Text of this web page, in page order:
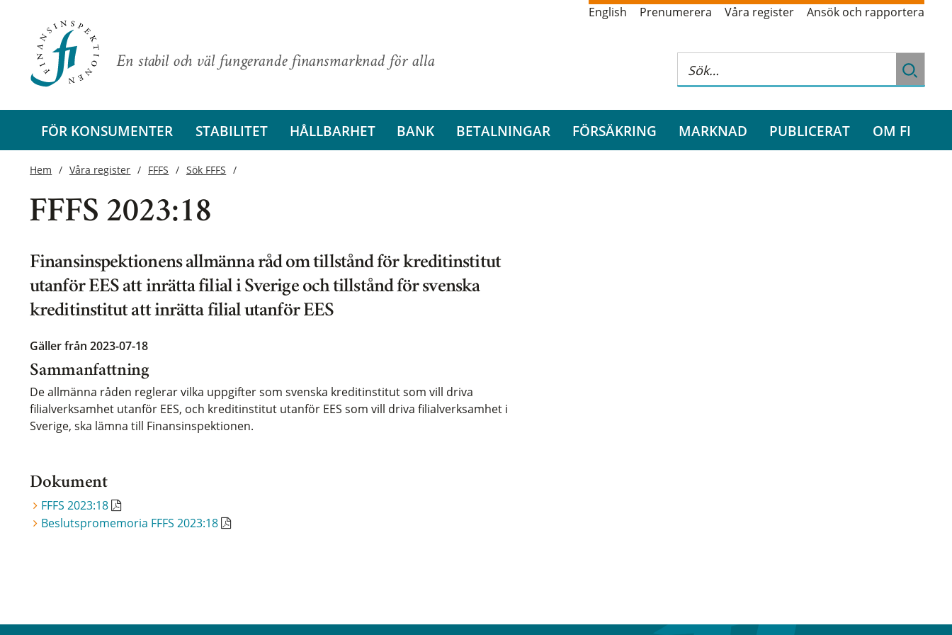
En stabil och väl fungerande finansmarknad för alla
English Prenumerera Våra register Ansök och rapportera
FÖR KONSUMENTER STABILITET HÅLLBARHET BANK BETALNINGAR FÖRSÄKRING MARKNAD PUBLICERAT OM FI
Hem Våra register FFFS Sök FFFS
FFFS 2023:18
Finansinspektionens allmänna råd om tillstånd för kreditinstitut
utanför EES att inrätta filial i Sverige och tillstånd för svenska
kreditinstitut att inrätta filial utanför EES
Gäller från 2023-07-18
Sammanfattning
De allmänna råden reglerar vilka uppgifter som svenska kreditinstitut som vill driva
filialverksamhet utanför EES, och kreditinstitut utanför EES som vill driva filialverksamhet i
Sverige, ska lämna till Finansinspektionen.
Dokument
FFFS 2023:18
Beslutspromemoria FFFS 2023:18